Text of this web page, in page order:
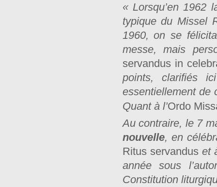
« Lorsqu’en 1962
typique du Missel
1960, on se
messe, mais
servandus in
points, clarifiés
essentiellement de
Quant à l’Ordo
Au contraire, le 7
nouvelle, en
Ritus servandus et
année sous
Constitution